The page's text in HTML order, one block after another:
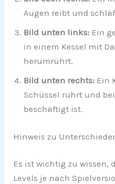
Augen reibt und
Bild unten links: Ein
in einem Kessel mit
herumrührt.
Bild unten rechts: Ein
Schüssel rührt und
beschäftigt ist.
Hinweis zu
Es ist wichtig zu wissen,
Levels je nach